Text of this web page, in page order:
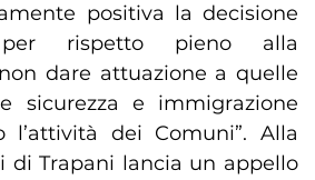
positiva la decisione
rispetto pieno alla
dare attuazione a quelle
sicurezza e immigrazione
l’attività dei Comuni”. Alla
di Trapani lancia un appello